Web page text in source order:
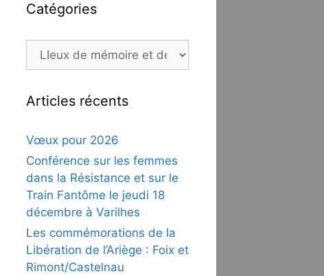
Catégories
Catégories
Articles récents
Vœux pour 2026
Conférence sur les femmes
dans la Résistance et sur le
Train Fantôme le jeudi 18
décembre à Varilhes
Les commémorations de la
Libération de l’Ariège : Foix et
Rimont/Castelnau